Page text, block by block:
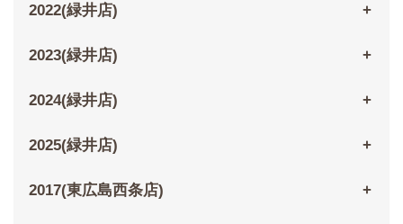
2022(緑井店)
2023(緑井店)
2024(緑井店)
2025(緑井店)
2017(東広島西条店)